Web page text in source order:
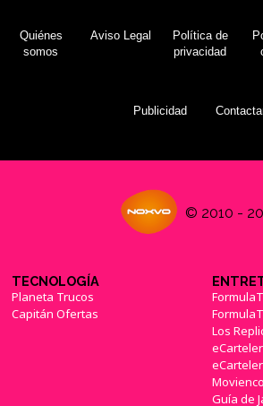
exclusividad en consolas (11/08/
Quiénes
somos
Aviso Legal
Política de
privacidad
Publicidad
© 2010 -
TECNOLOGÍA
Planeta Trucos
Capitán Ofertas
Los
Guía de